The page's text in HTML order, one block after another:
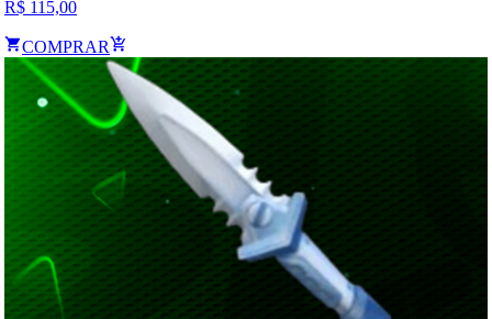
R$ 115,00
COMPRAR